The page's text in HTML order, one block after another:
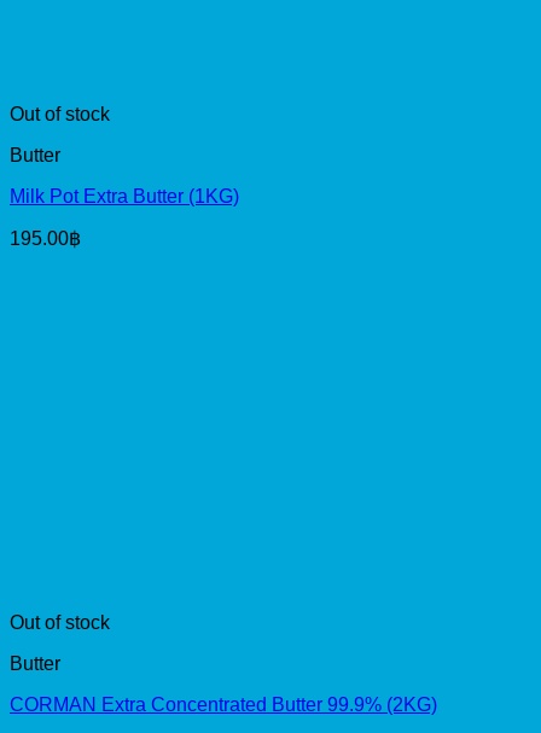
Out of stock
Butter
Milk Pot Extra Butter (1KG)
195.00฿
Out of stock
Butter
CORMAN Extra Concentrated Butter 99.9% (2KG)